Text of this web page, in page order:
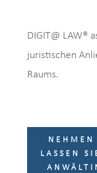
DIGIT@ LAW®
juristischen
Raums.
LASSEN